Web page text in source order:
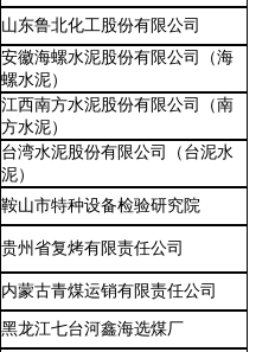
山东鲁北化工股份有限公司
安徽海螺水泥股份有限公司（海
螺水泥）
江西南方水泥股份有限公司（南
方水泥）
台湾水泥股份有限公司（台泥水
泥）
鞍山市特种设备检验研究院
贵州省复烤有限责任公司
内蒙古青煤运销有限责任公司
黑龙江七台河鑫海选煤厂